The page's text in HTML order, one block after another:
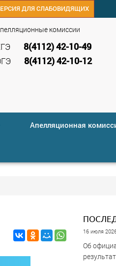
ДЛЯ СЛАБОВИДЯЩИХ
комиссии
8(4112) 42-10-49
8(4112) 42-10-12
Апелляционная
16 июля
Об